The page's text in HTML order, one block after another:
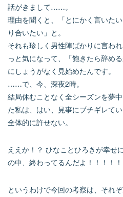
話がきまして……。
理由を聞くと、「とにかく言いた
り合いたい」と。
それも珍しく男性陣ばかりに言わ
っと気になって、「飽きたら辞め
にしょうがなく見始めたんです。
……で、今、深夜2時。
結局休むことなく全シーズンを夢
た私は、はい、見事にブチギレてい
全体的に許せない。
ええか！？ ひなことひろきが幸せ
の中、終わってるんだよ！！！！！
というわけで今回の考察は、それ